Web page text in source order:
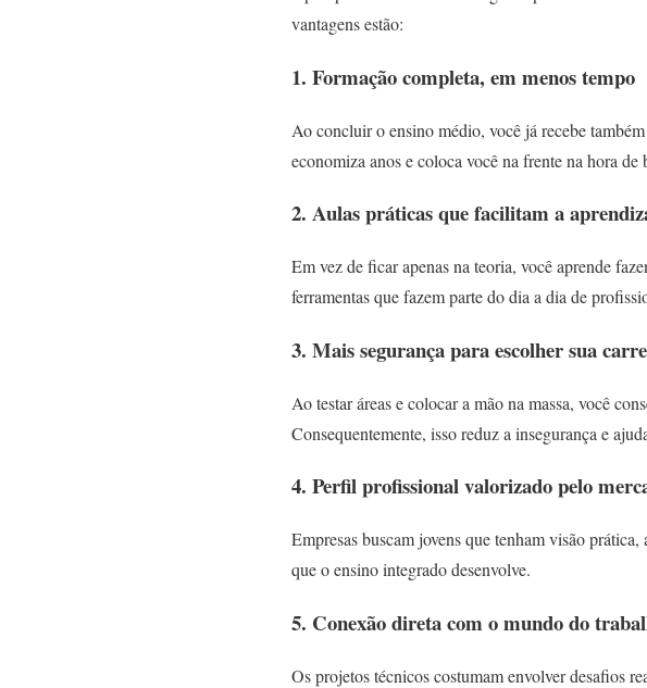
vantagens estão:
1. Formação completa, em menos tempo
Ao concluir o ensino médio, você já recebe
economiza anos e coloca você na frente na hora
2. Aulas práticas que facilitam a
Em vez de ficar apenas na teoria, você aprende
ferramentas que fazem parte do dia a dia de
3. Mais segurança para escolher sua
Ao testar áreas e colocar a mão na massa, você
Consequentemente, isso reduz a insegurança e
4. Perfil profissional valorizado pelo
Empresas buscam jovens que tenham visão
que o ensino integrado desenvolve.
5. Conexão direta com o mundo do
Os projetos técnicos costumam envolver desafios